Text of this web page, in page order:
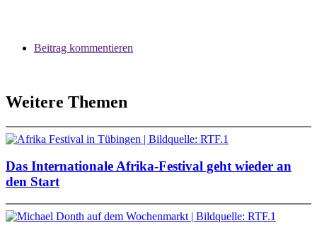
Beitrag kommentieren
Weitere Themen
Das Internationale Afrika-Festival geht wieder an
den Start